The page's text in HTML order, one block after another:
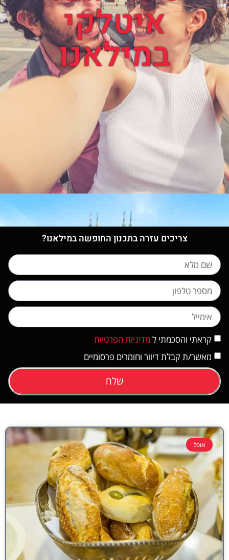
איטלקי
במילאנו
צריכים עזרה בתכנון החופשה במילאנו?
קראתי והסכמתי ל מדיניות הפרטיות
מאשר/ת קבלת דיוור וחומרים פרסומיים
שלח
אוכל